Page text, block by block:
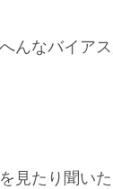
んなバイア
見たり聞い